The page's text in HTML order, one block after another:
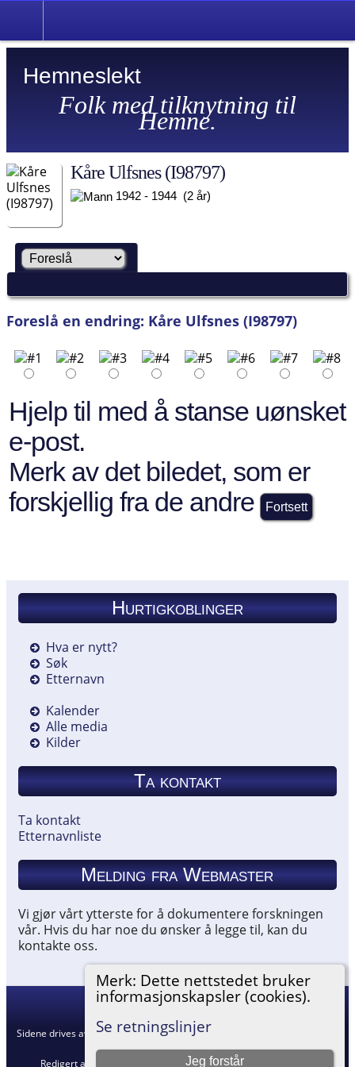
Hemneslekt
Folk med tilknytning til
Hemne.
Merk: Dette nettstedet bruker
informasjonskapsler (cookies).
Se retningslinjer
Jeg forstår
Kåre Ulfsnes (I98797)
1942 - 1944 (2 år)
Foreslå en endring: Kåre Ulfsnes (I98797)
Hjelp til med å stanse uønsket
e-post.
Merk av det biledet, som er
forskjellig fra de andre
Hurtigkoblinger
Hva er nytt?
Søk
Etternavn
Kalender
Alle media
Kilder
Ta kontakt
Ta kontakt
Etternavnliste
Melding fra Webmaster
Vi gjør vårt ytterste for å dokumentere forskningen
vår. Hvis du har noe du ønsker å legge til, kan du
kontakte oss.
Hemneslekt©2026
Sidene drives av The Next Generation of Genealogy Sitebuilding
Redigert av
Retningslinjer for personvern